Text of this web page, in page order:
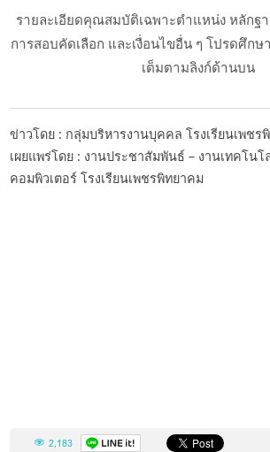
รายละเอียดคุณสมบัติเฉพาะตำแหน่ง หลักฐ
การสอบคัดเลือก และเงื่อนไขอื่น ๆ โปรดศึก
เต็มตามลิงก์ด้านบน
ข่าวโดย : กลุ่มบริหารงานบุคคล โรงเรียนเพชร
เผยแพร่โดย : งานประชาสัมพันธ์ – งานเทคโน
คอมพิวเตอร์ โรงเรียนเพชรพิทยาคม
2,183